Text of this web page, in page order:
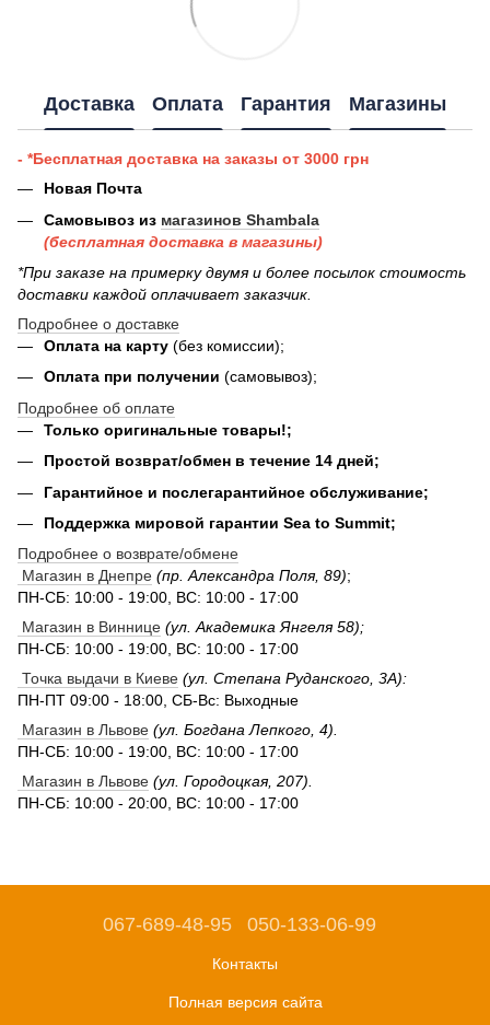
Доставка Оплата Гарантия Магазины
- *Бесплатная доставка на заказы от 3000 грн
Новая Почта
Самовывоз из магазинов Shambala
(бесплатная доставка в магазины)
*При заказе на примерку двумя и более посылок стоимость
доставки каждой оплачивает заказчик.
Подробнее о доставке
Оплата на карту (без комиссии);
Оплата при получении (самовывоз);
Подробнее об оплате
Только оригинальные товары!;
Простой возврат/обмен в течение 14 дней;
Гарантийное и послегарантийное обслуживание;
Поддержка мировой гарантии Sea to Summit;
Подробнее о возврате/обмене
Магазин в Днепре (пр. Александра Поля, 89);
ПН-СБ: 10:00 - 19:00, ВС: 10:00 - 17:00
Магазин в Виннице (ул. Академика Янгеля 58);
ПН-СБ: 10:00 - 19:00, ВС: 10:00 - 17:00
Точка выдачи в Киеве (ул. Степана Руданского, 3А):
ПН-ПТ 09:00 - 18:00, СБ-Вс: Выходные
Магазин в Львове (ул. Богдана Лепкого, 4).
ПН-СБ: 10:00 - 19:00, ВС: 10:00 - 17:00
Магазин в Львове (ул. Городоцкая, 207).
ПН-СБ: 10:00 - 20:00, ВС: 10:00 - 17:00
067-689-48-95 050-133-06-99
Контакты
Полная версия сайта